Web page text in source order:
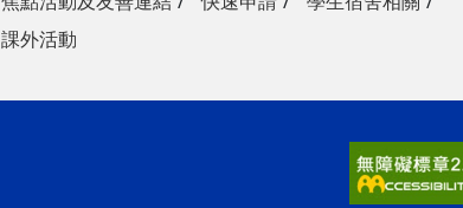
課外活動